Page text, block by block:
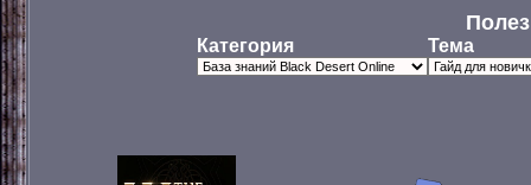
Категория Тема